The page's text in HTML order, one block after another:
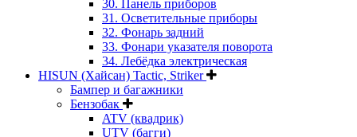
30. Панель приборов
31. Oсветительные приборы
32. Фонарь задний
33. Фонари указателя поворота
34. Лебёдка электрическая
HISUN (Хайсан) Tactic, Striker
Бампер и багажники
Бензобак
ATV (квадрик)
UTV (багги)